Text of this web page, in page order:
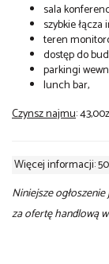
sala
szybkie
teren
dostęp do
parkingi
lunch bar,
Czynsz najmu:
Więcej informacji:
Niniejsze
za ofertę handlową